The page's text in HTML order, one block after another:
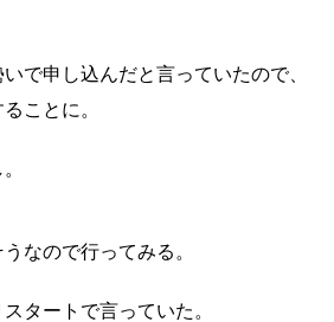
で申し込んだと言っていたので、
ことに。
なので行ってみる。
タートで言っていた。